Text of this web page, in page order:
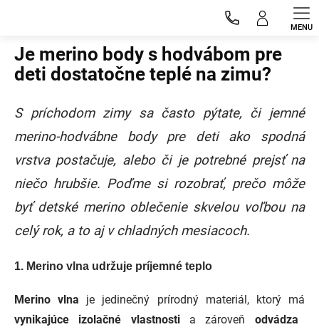
Je merino body s hodvábom pre
deti dostatočne teplé na zimu?
S príchodom zimy sa často pýtate, či jemné
merino-hodvábne body pre deti ako spodná
vrstva postačuje, alebo či je potrebné prejsť na
niečo hrubšie. Poďme si rozobrať, prečo môže
byť detské merino oblečenie skvelou voľbou na
celý rok, a to aj v chladných mesiacoch.
1. Merino vlna udržuje príjemné teplo
Merino vlna je jedinečný prírodný materiál, ktorý má
vynikajúce izolačné vlastnostia zároveň odvádza